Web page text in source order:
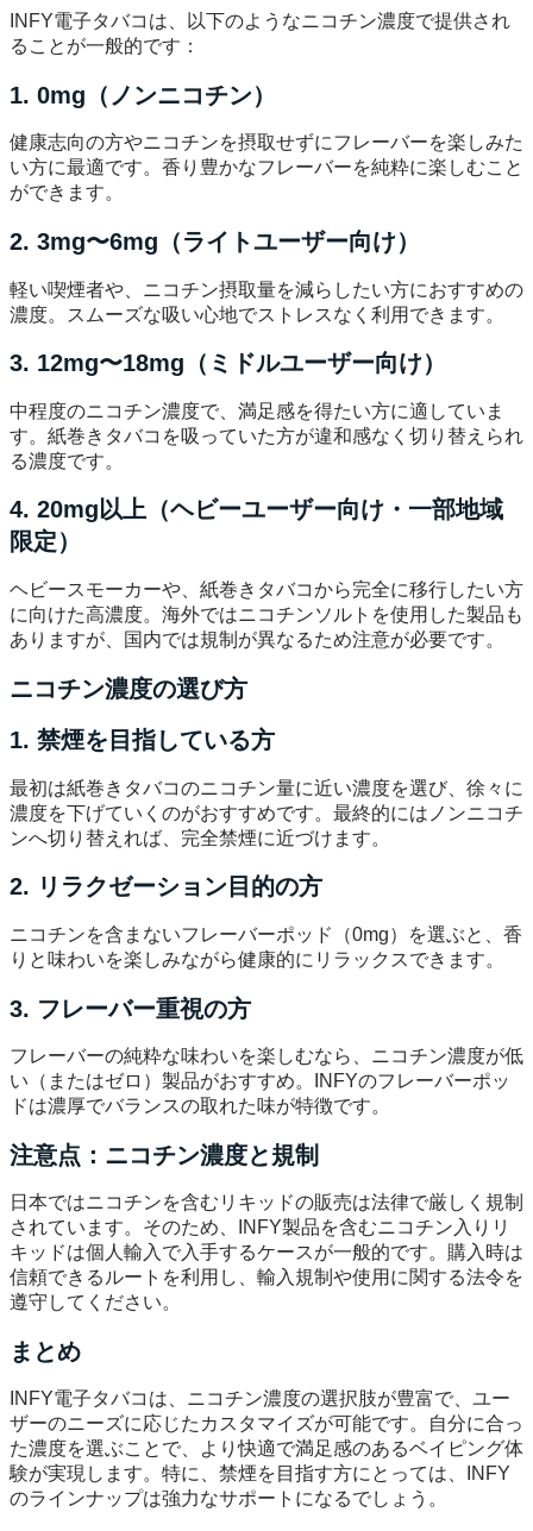
INFY電子タバコは、以下のようなニコチン濃度で提供され
ることが一般的です：
1. 0mg（ノンニコチン）
健康志向の方やニコチンを摂取せずにフレーバーを楽しみた
い方に最適です。香り豊かなフレーバーを純粋に楽しむこと
ができます。
2. 3mg〜6mg（ライトユーザー向け）
軽い喫煙者や、ニコチン摂取量を減らしたい方におすすめの
濃度。スムーズな吸い心地でストレスなく利用できます。
3. 12mg〜18mg（ミドルユーザー向け）
中程度のニコチン濃度で、満足感を得たい方に適していま
す。紙巻きタバコを吸っていた方が違和感なく切り替えられ
る濃度です。
4. 20mg以上（ヘビーユーザー向け・一部地域
限定）
ヘビースモーカーや、紙巻きタバコから完全に移行したい方
に向けた高濃度。海外ではニコチンソルトを使用した製品も
ありますが、国内では規制が異なるため注意が必要です。
ニコチン濃度の選び方
1. 禁煙を目指している方
最初は紙巻きタバコのニコチン量に近い濃度を選び、徐々に
濃度を下げていくのがおすすめです。最終的にはノンニコチ
ンへ切り替えれば、完全禁煙に近づけます。
2. リラクゼーション目的の方
ニコチンを含まないフレーバーポッド（0mg）を選ぶと、香
りと味わいを楽しみながら健康的にリラックスできます。
3. フレーバー重視の方
フレーバーの純粋な味わいを楽しむなら、ニコチン濃度が低
い（またはゼロ）製品がおすすめ。INFYのフレーバーポッ
ドは濃厚でバランスの取れた味が特徴です。
注意点：ニコチン濃度と規制
日本ではニコチンを含むリキッドの販売は法律で厳しく規制
されています。そのため、INFY製品を含むニコチン入りリ
キッドは個人輸入で入手するケースが一般的です。購入時は
信頼できるルートを利用し、輸入規制や使用に関する法令を
遵守してください。
まとめ
INFY電子タバコは、ニコチン濃度の選択肢が豊富で、ユー
ザーのニーズに応じたカスタマイズが可能です。自分に合っ
た濃度を選ぶことで、より快適で満足感のあるベイピング体
験が実現します。特に、禁煙を目指す方にとっては、INFY
のラインナップは強力なサポートになるでしょう。